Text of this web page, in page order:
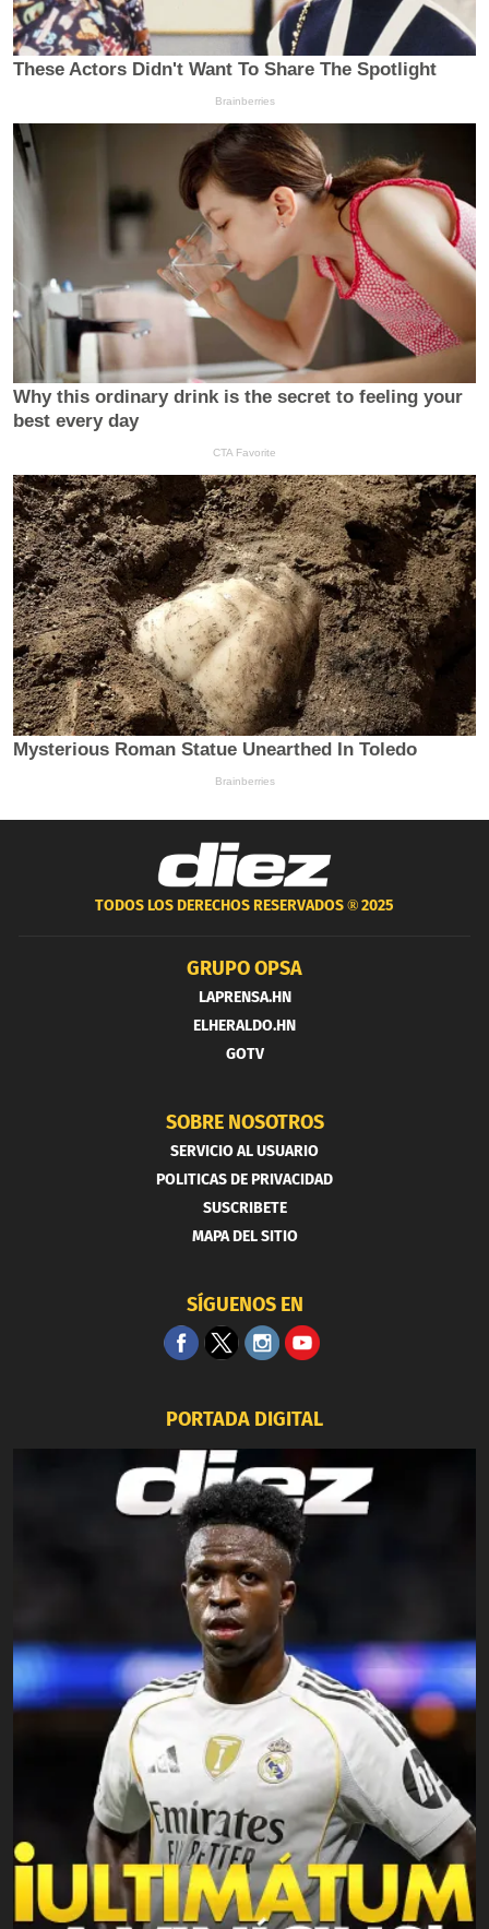
TODOS LOS DERECHOS RESERVADOS ®2025
GRUPO OPSA
LAPRENSA.HN
ELHERALDO.HN
GOTV
SOBRE NOSOTROS
SERVICIO AL USUARIO
POLITICAS DE PRIVACIDAD
SUSCRIBETE
MAPA DEL SITIO
SÍGUENOS EN
PORTADA DIGITAL